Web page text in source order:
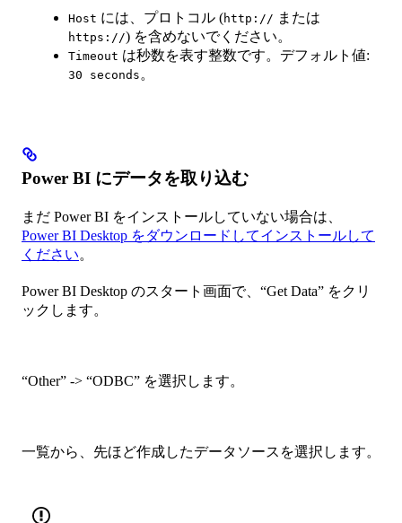
Host には、プロトコル (http:// または
https://) を含めないでください。
Timeout は秒数を表す整数です。デフォルト値:
30 seconds。
Power BI にデータを取り込む
まだ Power BI をインストールしていない場合は、
Power BI Desktop をダウンロードしてインストールして
ください。
Power BI Desktop のスタート画面で、“Get Data” をクリ
ックします。
“Other” -> “ODBC” を選択します。
一覧から、先ほど作成したデータソースを選択します。